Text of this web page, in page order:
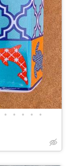
• • • • •